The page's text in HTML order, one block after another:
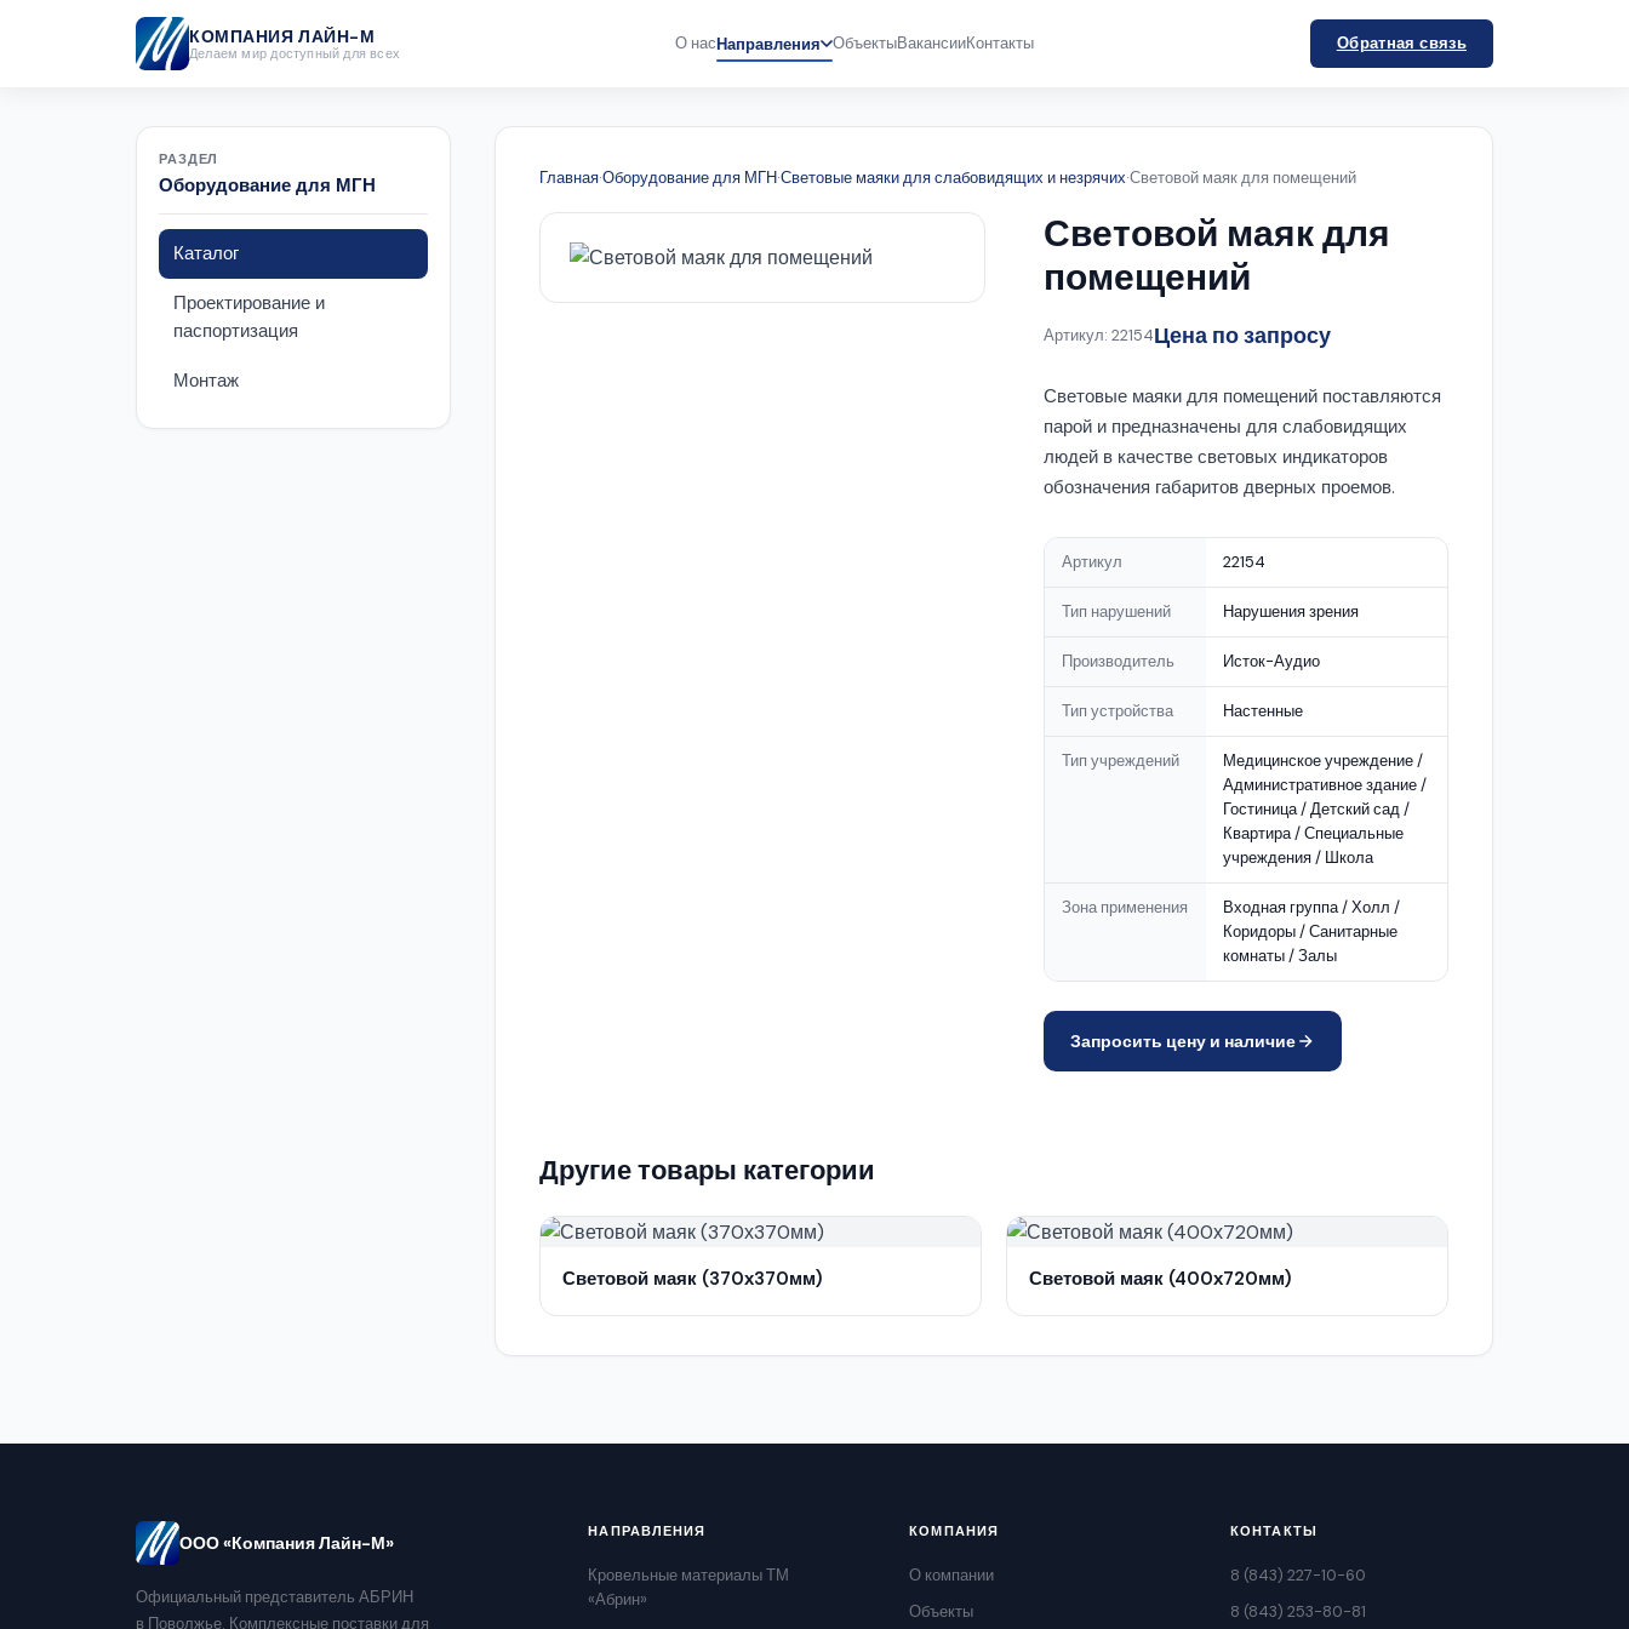
КОМПАНИЯ ЛАЙН-М
Делаем мир доступный для всех О насНаправления ОбъектыВакансииКонтакты Обратная связь
РАЗДЕЛ
Оборудование для МГН
Каталог
Проектирование и
паспортизация
Монтаж
Главная·Оборудование для МГН·Световые маяки для слабовидящих и незрячих·Световой маяк для помещений
Световой маяк для
помещений
Артикул: 22154Цена по запросу
Световые маяки для помещений поставляются
парой и предназначены для слабовидящих
людей в качестве световых индикаторов
обозначения габаритов дверных проемов.
Артикул 22154
Тип нарушений Нарушения зрения
Производитель Исток-Аудио
Тип устройства Настенные
Тип учреждений
Медицинское учреждение /
Административное здание /
Гостиница / Детский сад /
Квартира / Специальные
учреждения / Школа
Зона применения
Входная группа / Холл /
Коридоры / Санитарные
комнаты / Залы
Запросить цену и наличие
Другие товары категории
Световой маяк (370х370мм) Световой маяк (400х720мм)
ООО «Компания Лайн-М»
Официальный представитель АБРИН
в Поволжье. Комплексные поставки для
НАПРАВЛЕНИЯ
Кровельные материалы ТМ
«Абрин»
КОМПАНИЯ
О компании
Объекты
КОНТАКТЫ
8 (843) 227-10-60
8 (843) 253-80-81